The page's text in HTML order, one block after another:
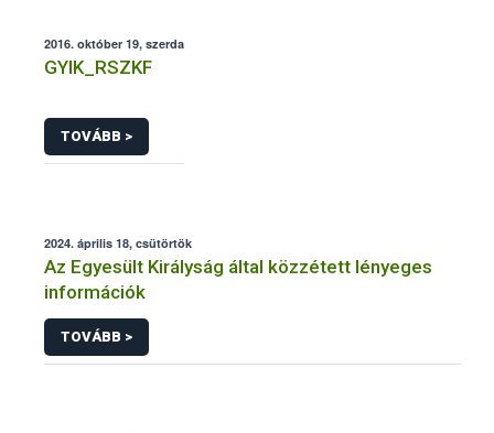
2016. október 19, szerda
GYIK_RSZKF
TOVÁBB >
2024. április 18, csütörtök
Az Egyesült Királyság által közzétett lényeges
információk
TOVÁBB >